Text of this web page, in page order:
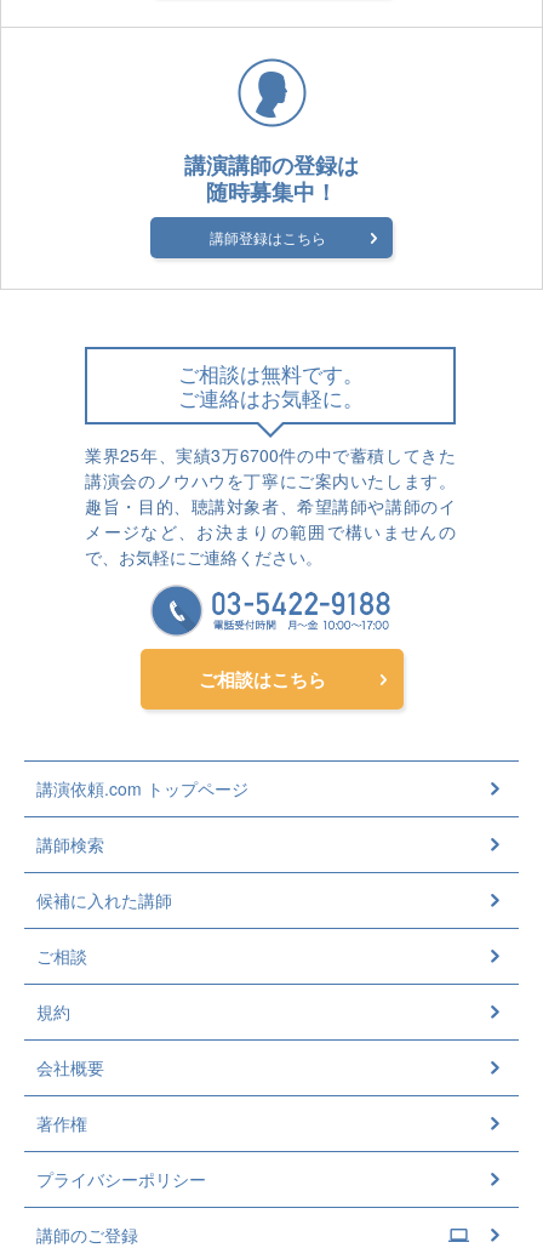
講演講師の登録は
随時募集中！
講師登録はこちら
ご相談は無料です。
ご連絡はお気軽に。
業界25年、実績3万6700件の中で蓄積してきた
講演会のノウハウを丁寧にご案内いたします。
趣旨・目的、聴講対象者、希望講師や講師のイ
メージなど、お決まりの範囲で構いませんの
で、お気軽にご連絡ください。
ご相談はこちら
講演依頼.com トップページ
講師検索
候補に入れた講師
ご相談
規約
会社概要
著作権
プライバシーポリシー
講師のご登録